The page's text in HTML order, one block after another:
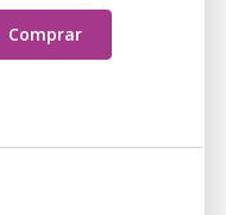
Comprar